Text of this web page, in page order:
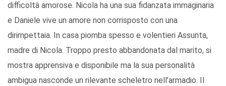
difficoltà amorose. Nicola ha una sua fidanzata immaginaria
e Daniele vive un amore non corrisposto con una
dirimpettaia. In casa piomba spesso e volentieri Assunta,
madre di Nicola. Troppo presto abbandonata dal marito, si
mostra apprensiva e disponibile ma la sua personalità
ambigua nasconde un rilevante scheletro nell’armadio. Il